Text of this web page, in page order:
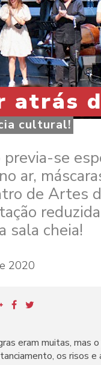
cultural!
se
ar,
de Artes
sala cheia!
2020
eram muitas, mas
os risos e